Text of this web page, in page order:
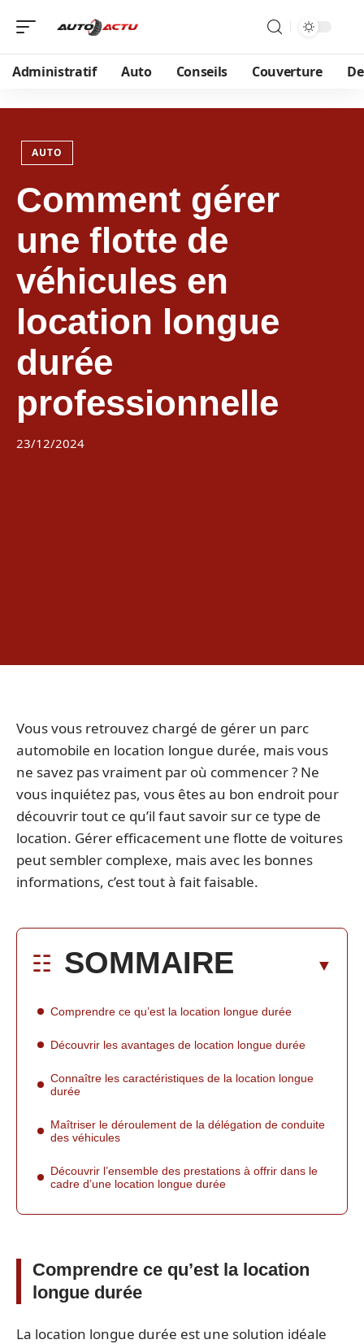
Administratif Auto Conseils Couverture
AUTO
Comment gérer
une flotte de
véhicules en
location longue
durée
professionnelle
23/12/2024
Vous vous retrouvez chargé de gérer un parc
automobile en location longue durée, mais vous
ne savez pas vraiment par où commencer ? Ne
vous inquiétez pas, vous êtes au bon endroit pour
découvrir tout ce qu’il faut savoir sur ce type de
location. Gérer efficacement une flotte de voitures
peut sembler complexe, mais avec les bonnes
informations, c’est tout à fait faisable.
SOMMAIRE
Comprendre ce qu’est la location longue durée
Découvrir les avantages de location longue durée
Connaître les caractéristiques de la location longue
durée
Maîtriser le déroulement de la délégation de conduite
des véhicules
Découvrir l’ensemble des prestations à offrir dans le
cadre d’une location longue durée
Comprendre ce qu’est la location
longue durée
La location longue durée est une solution idéale